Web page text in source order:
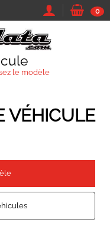
0
le modèle
VÉHICULE